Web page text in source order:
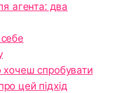
агента: два
спробувати
цей підхід